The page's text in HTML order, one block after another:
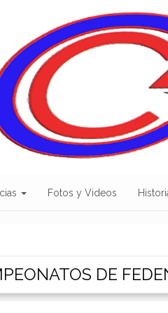
Fotos y Videos
DE